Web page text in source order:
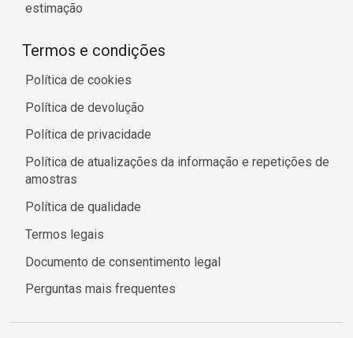
estimação
Termos e condições
Política de cookies
Política de devolução
Política de privacidade
Política de atualizações da informação e repetições de
amostras
Política de qualidade
Termos legais
Documento de consentimento legal
Perguntas mais frequentes